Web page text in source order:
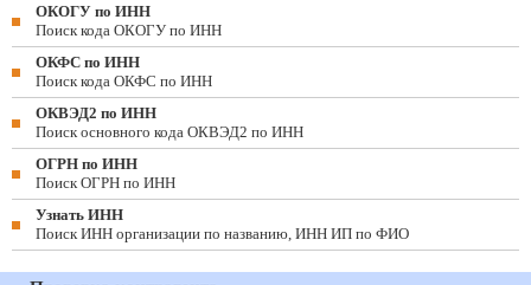
ОКОГУ по ИНН
Поиск кода ОКОГУ по ИНН
ОКФС по ИНН
Поиск кода ОКФС по ИНН
ОКВЭД2 по ИНН
Поиск основного кода ОКВЭД2 по ИНН
ОГРН по ИНН
Поиск ОГРН по ИНН
Узнать ИНН
Поиск ИНН организации по названию, ИНН ИП по ФИО